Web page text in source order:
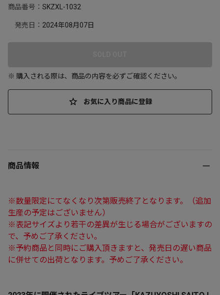
商品番号： SKZXL-1032
発売日： 2024年08月07日
※ 購入される際は、商品の内容を必ずご確認ください。
お気に入り商品に登録
商品情報
※数量限定にてなくなり次第販売終了となります。（追加
生産の予定はございません）
※表記サイズより若干の差異が生じる場合がございますの
で、予めご了承ください。
※予約商品と同時にご購入頂きますと、発売日の遅い商品
に併せての出荷となります。予めご了承ください。